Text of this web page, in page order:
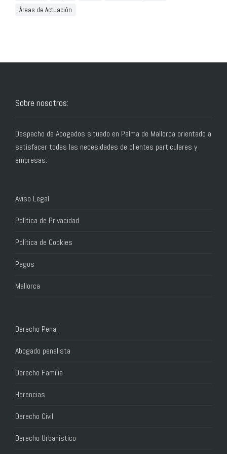
Áreas de Actuación
Sobre nosotros:
Despacho de Abogados situado en Palma de Mallorca orientado a
satisfacer todas las necesidades de clientes particulares y
empresas.
Aviso Legal
Política de Privacidad
Política de Cookies
Pagos
Mallorca
Derecho Penal
Abogado penalista
Derecho Familia
Herencias
Derecho Civil
Derecho Urbanístico